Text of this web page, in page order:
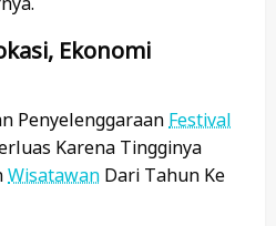
Ekonomi
Penyelenggaraan Festival
Karena Tingginya
Wisatawan Dari Tahun Ke